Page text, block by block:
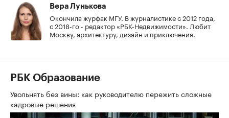
Вера Лунькова
Окончила журфак МГУ. В журналистике с 2012 года,
с 2018-го - редактор «РБК-Недвижимости». Любит
Москву, архитектуру, дизайн и приключения.
РБК Образование
Увольнять без вины: как руководителю пережить сложные
кадровые решения